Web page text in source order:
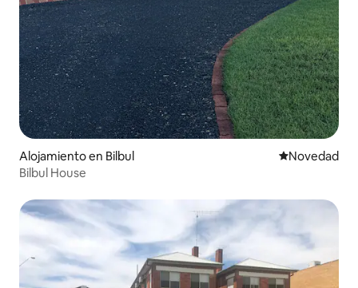
Alojamiento en Bilbul Lugar para
Novedad
Bilbul House